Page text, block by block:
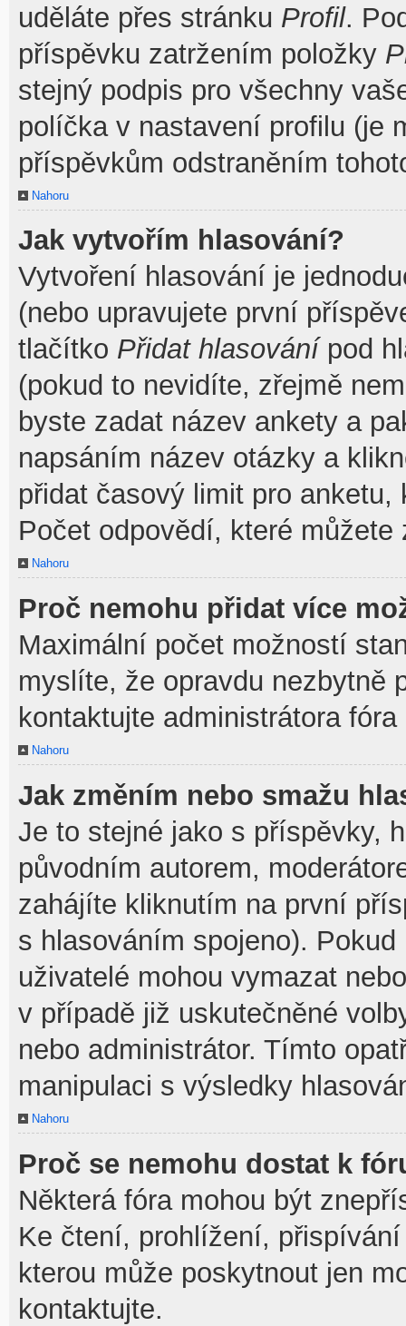
uděláte přes stránku Profil.
příspěvku zatržením položky
stejný podpis pro všechny
políčka v nastavení profilu (je
příspěvkům odstraněním
Nahoru
Jak vytvořím hlasování?
Vytvoření hlasování je
(nebo upravujete první
tlačítko Přidat hlasovánípod
(pokud to nevidíte, zřejmě
byste zadat název ankety a
napsáním název otázky a
přidat časový limit pro
Počet odpovědí, které
Nahoru
Proč nemohu přidat více
Maximální počet možností
myslíte, že opravdu nezbytně
kontaktujte administrátora
Nahoru
Jak změním nebo smažu
Je to stejné jako s příspěvky,
původním autorem,
zahájíte kliknutím na první
s hlasováním spojeno).
uživatelé mohou vymazat
v případě již uskutečněné
nebo administrátor. Tímto
manipulaci s výsledky
Nahoru
Proč se nemohu dostat k
Některá fóra mohou být
Ke čtení, prohlížení,
kterou může poskytnout jen
kontaktujte.